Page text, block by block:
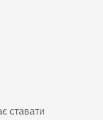
ставати